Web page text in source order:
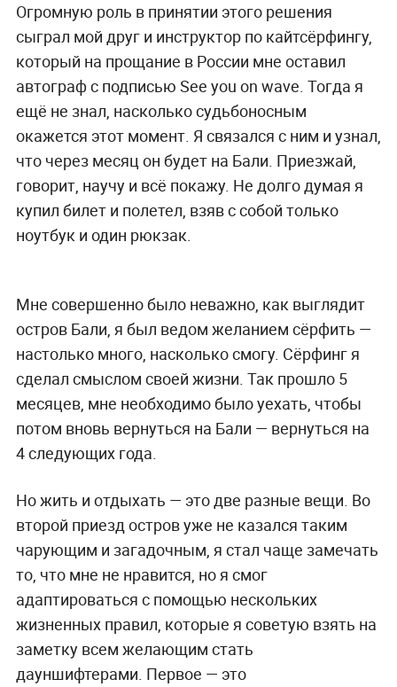
Огромную роль в принятии этого решения
сыграл мой друг и инструктор по кайтсёрфингу,
который на прощание в России мне оставил
автограф с подписью See you on wave. Тогда я
ещё не знал, насколько судьбоносным
окажется этот момент. Я связался с ним и узнал,
что через месяц он будет на Бали. Приезжай,
говорит, научу и всё покажу. Не долго думая я
купил билет и полетел, взяв с собой только
ноутбук и один рюкзак.
Мне совершенно было неважно, как выглядит
остров Бали, я был ведом желанием сёрфить —
настолько много, насколько смогу. Сёрфинг я
сделал смыслом своей жизни. Так прошло 5
месяцев, мне необходимо было уехать, чтобы
потом вновь вернуться на Бали — вернуться на
4 следующих года.
Но жить и отдыхать — это две разные вещи. Во
второй приезд остров уже не казался таким
чарующим и загадочным, я стал чаще замечать
то, что мне не нравится, но я смог
адаптироваться с помощью нескольких
жизненных правил, которые я советую взять на
заметку всем желающим стать
дауншифтерами. Первое — это